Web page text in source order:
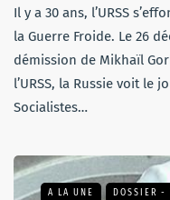
Il y a 30 ans, l’URSS
la Guerre Froide. Le 26
démission de Mikhaïl
l’URSS, la Russie voit le
Socialistes…
A LA UNE DOSSIER -